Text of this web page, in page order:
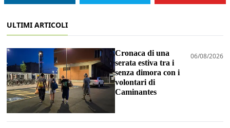
ULTIMI ARTICOLI
Cronaca di una
serata estiva tra i
senza dimora con i
volontari di
Caminantes
06/08/2026